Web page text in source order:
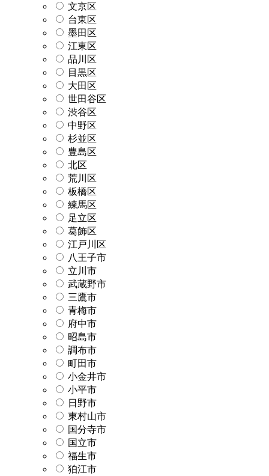
文京区
台東区
墨田区
江東区
品川区
目黒区
大田区
世田谷区
渋谷区
中野区
杉並区
豊島区
北区
荒川区
板橋区
練馬区
足立区
葛飾区
江戸川区
八王子市
立川市
武蔵野市
三鷹市
青梅市
府中市
昭島市
調布市
町田市
小金井市
小平市
日野市
東村山市
国分寺市
国立市
福生市
狛江市